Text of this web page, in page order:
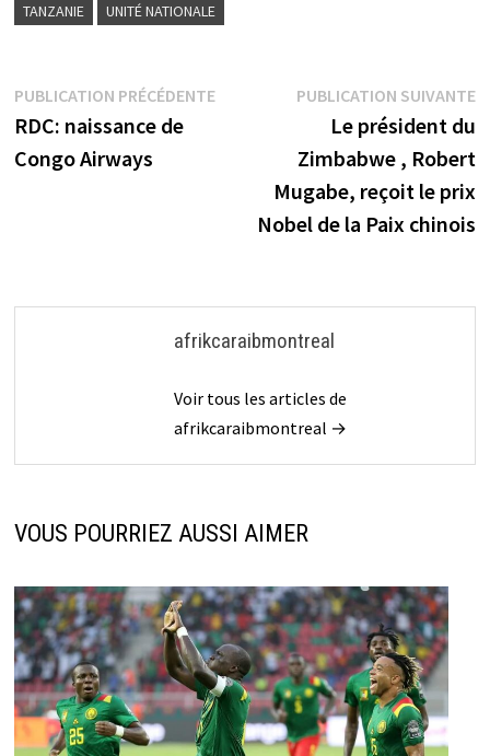
TANZANIE
UNITÉ NATIONALE
Navigation
de
l’article
PUBLICATION PRÉCÉDENTEPublication
RDC: naissance de
Congo Airways
PUBLICATION SUIVANTE
Le président du
Zimbabwe , Robert
Mugabe, reçoit le prix
Nobel de la Paix chinois
afrikcaraibmontreal
Voir tous les articles de
afrikcaraibmontreal →
VOUS POURRIEZ AUSSI AIMER